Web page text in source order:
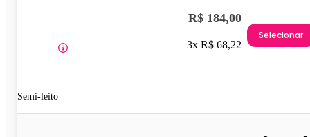
Semi-leito
R$ 184,00
3x R$ 68,22
Selecionar